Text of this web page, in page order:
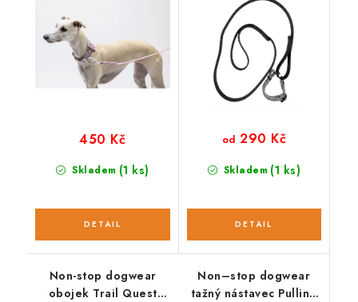
Skladem (1 ks)
450 Kč
Skladem (1 ks)
od 290 Kč
Non-stop dogwear
obojek Trail Quest
Non–stop dogwear
tažný nástavec Pulling